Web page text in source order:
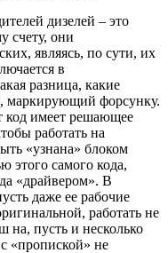
дизелей – это
счету, они
являясь, по сути, их
в
разница, какие
маркирующий форсунку.
код имеет решающее
работать на
«узнана» блоком
этого самого кода,
«драйвером». В
даже ее рабочие
работать не
на, пусть и несколько
«пропиской» не